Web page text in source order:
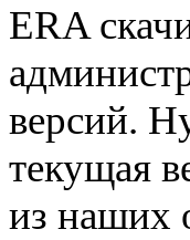
ERA
версий.
текущая
из наших